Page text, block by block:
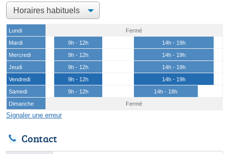
Lundi
Fermé
Mardi
9h - 12h
14h - 19h
Mercredi
9h - 12h
14h - 19h
Jeudi
9h - 12h
14h - 19h
Vendredi
9h - 12h
14h - 19h
Samedi
9h - 12h
14h - 18h
Dimanche
Fermé
Signaler une erreur
Contact